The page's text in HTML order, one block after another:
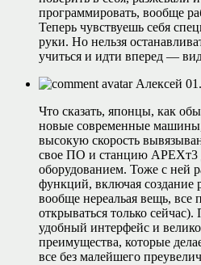
программировать, вообще
Теперь чувствуешь себя
руки. Но нельзя
учиться и идти вперед —
Алексей
Что сказать, японцы, как
новые современные
высокую скорость
свое ПО и станцию APEXт3
оборудованием. Тоже с ней
функций, включая создание
вообще нереальая вещь, все
открываться только сейчас).
удобный интерфейс и
преимущества, которые
все без малейшего